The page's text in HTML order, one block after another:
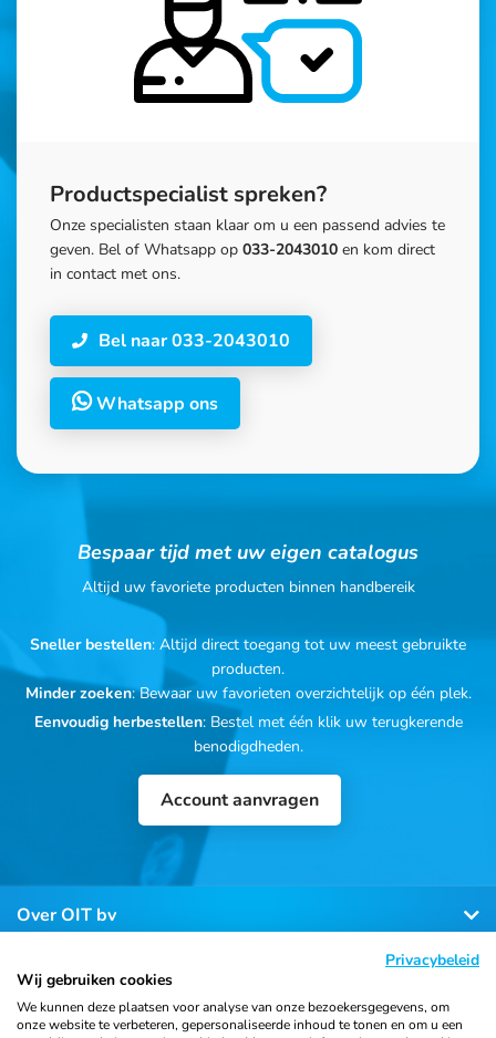
Productspecialist spreken?
Onze specialisten staan klaar om u een passend advies te
geven. Bel of Whatsapp op 033-2043010 en kom direct
in contact met ons.
Bel naar 033-2043010
Whatsapp ons
Bespaar tijd met uw eigen catalogus
Altijd uw favoriete producten binnen handbereik
Sneller bestellen: Altijd direct toegang tot uw meest gebruikte
producten.
Minder zoeken: Bewaar uw favorieten overzichtelijk op één plek.
Eenvoudig herbestellen: Bestel met één klik uw terugkerende
benodigdheden.
Account aanvragen
Over OIT bv
Klantenservice
Privacybeleid
Wij gebruiken cookies
We kunnen deze plaatsen voor analyse van onze bezoekersgegevens, om
onze website te verbeteren, gepersonaliseerde inhoud te tonen en om u een